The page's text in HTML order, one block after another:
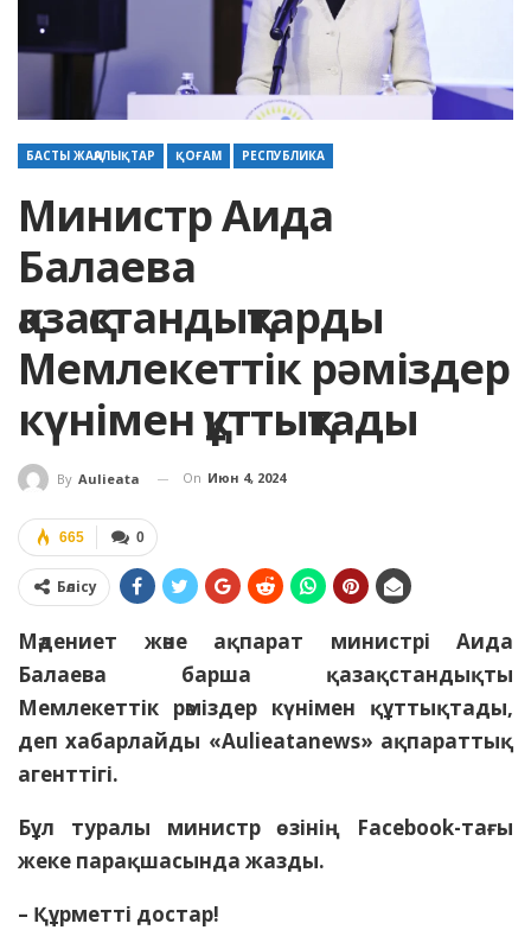
БАСТЫ ЖАҢАЛЫҚТАР ҚОҒАМ РЕСПУБЛИКА
Министр Аида
Балаева
қазақстандықтарды
Мемлекеттік рәміздер
күнімен құттықтады
By Aulieata On Июн 4, 2024
0
665
Бөлісу
Мәдениет және ақпарат министрі Аида
Балаева барша қазақстандықты
Мемлекеттік рәміздер күнімен құттықтады,
деп хабарлайды «Aulieatanews» ақпараттық
агенттігі.
Бұл туралы министр өзінің Facebook-тағы
жеке парақшасында жазды.
– Құрметті достар!